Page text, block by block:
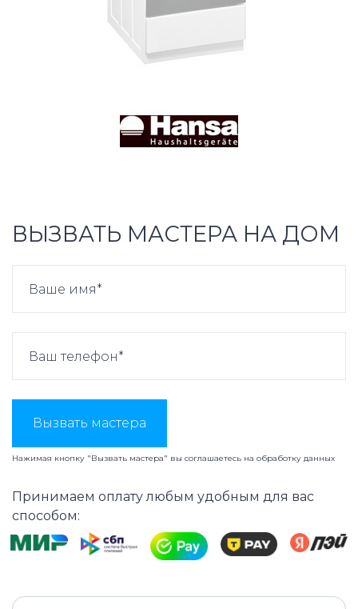
ВЫЗВАТЬ МАСТЕРА НА ДОМ
Вызвать мастера
Нажимая кнопку "Вызвать мастера" вы соглашаетесь на обработку данных
Принимаем оплату любым удобным для вас
способом: